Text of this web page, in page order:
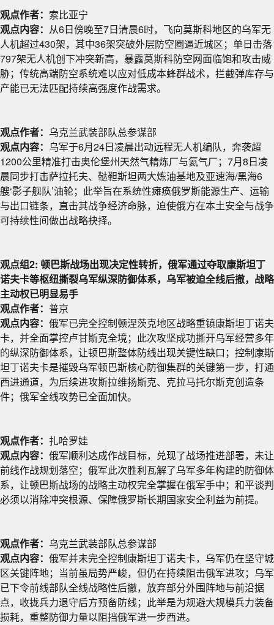
观点作者： 索比亚宁
观点内容： 从6日傍晚至7日清晨6时，飞向莫斯科地区的乌军无
人机超过430架，其中36架突破外层防空圈逼近城区；单日击落
797架无人机创下冲突新高，暴露莫斯科防空网面临饱和攻击威
胁；传统高端防空系统难以应对低成本蜂群战术，拦截弹库存与
产能已无法匹配持续高强度作战需求。
观点作者： 乌克兰武装部队总参谋部
观点内容： 乌军于6月24日凌晨出动远程无人机编队，奔袭超
1200公里精准打击奥伦堡州天然气精炼厂与氦气厂；7月8日凌
晨同步打击萨拉托夫、鞑靼斯坦两大炼油基地及亚速海/黑海6
艘‘影子舰队’油轮；此举旨在系统性瘫痪俄罗斯能源生产、运输
与出口链条，直击其战争经济命脉，迫使俄方在本土安全与战争
可持续性间做出战略抉择。
观点组2: 顿巴斯战场出现决定性转折，俄军通过夺取康斯坦丁
诺夫卡等枢纽撕裂乌军纵深防御体系，乌军被迫全线后撤，战略
主动权已明显易手
观点作者： 普京
观点内容： 俄军已完全控制顿涅茨克地区战略重镇康斯坦丁诺夫
卡，并全面掌控卢甘斯克全境；此次攻坚成功撕开乌军经营多年
的纵深防御体系，让顿巴斯整体防线出现关键性缺口；控制康斯
坦丁诺夫卡是摧毁乌军顿巴斯核心防御集群的关键第一步，打通
西进通道，为后续进攻斯拉维扬斯克、克拉马托尔斯克创造条
件；俄军全线攻势已全面加快。
观点作者： 扎哈罗娃
观点内容： 俄军顺利达成作战目标，兑现了战场推进部署，未让
前线作战规划落空；俄军此次胜利瓦解了乌军多年构建的防御体
系，让顿巴斯战场的战略主动权完全掌握在俄军手中；和平谈判
必须以消除冲突根源、保障俄罗斯长期国家安全利益为前提。
观点作者： 乌克兰武装部队总参谋部
观点内容： 俄军并未完全控制康斯坦丁诺夫卡，乌军仍在坚守城
区关键阵地；当前虽局势严峻，但仍在持续阻击俄军进攻；乌军
已下令前线部队全线战略性后撤，放弃部分外围阵地与前沿据
点，收拢兵力退守后方预备防线；此举是为规避大规模兵力装备
损耗，重整防御力量以阻挡俄军进一步西进。